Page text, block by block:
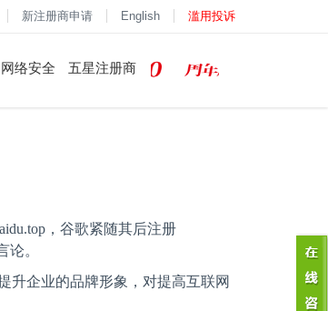
新注册商申请 English 滥用投诉
网络安全 五星注册商
，谷歌紧随其后注册
论。
升企业的品牌形象，对提高互联网